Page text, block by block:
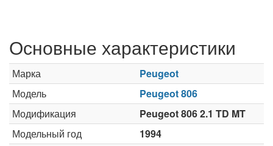
Основные характеристики
Марка
Peugeot
Модель
Peugeot 806
Модификация
Peugeot 806 2.1 TD MT
Модельный год
1994